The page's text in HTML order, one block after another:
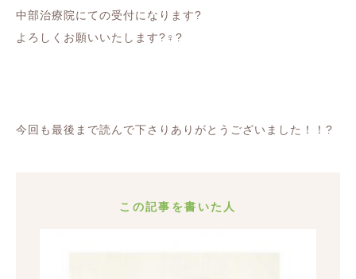
中部治療院にての受付になります?
よろしくお願いいたします?‍♀️?
今回も最後まで読んで下さりありがとうございました！！?
この記事を書いた人